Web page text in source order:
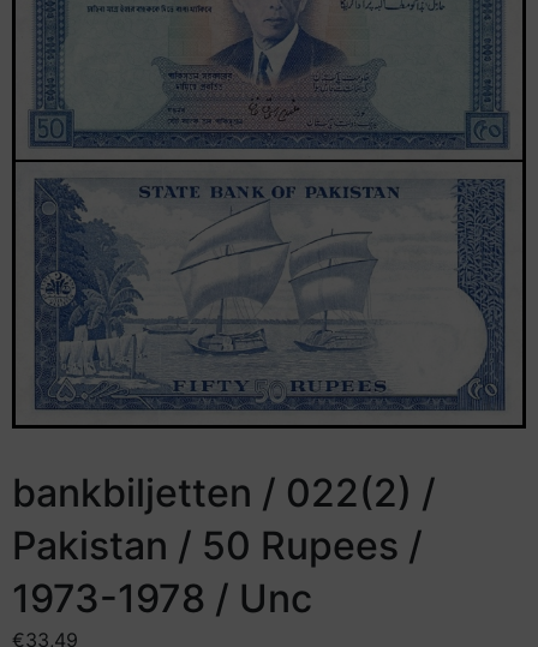
bankbiljetten / 022(2) /
Pakistan / 50 Rupees /
1973-1978 / Unc
€33,49